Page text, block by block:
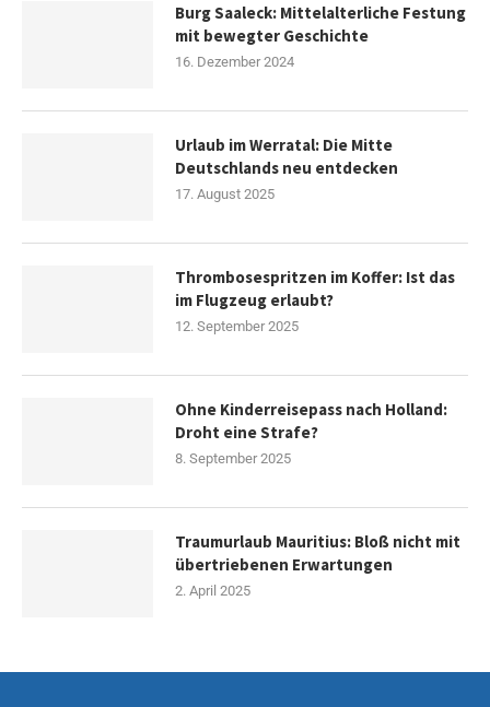
Burg Saaleck: Mittelalterliche Festung
mit bewegter Geschichte
16. Dezember 2024
Urlaub im Werratal: Die Mitte
Deutschlands neu entdecken
17. August 2025
Thrombosespritzen im Koffer: Ist das
im Flugzeug erlaubt?
12. September 2025
Ohne Kinderreisepass nach Holland:
Droht eine Strafe?
8. September 2025
Traumurlaub Mauritius: Bloß nicht mit
übertriebenen Erwartungen
2. April 2025